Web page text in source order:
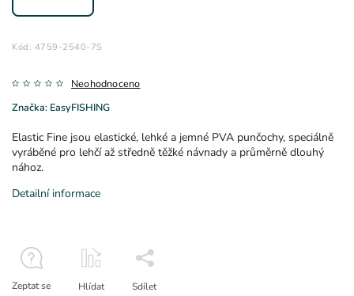
Kód: 4759-2540-7S
Neohodnoceno
Značka: EasyFISHING
Elastic Fine jsou elastické, lehké a jemné PVA punčochy, speciálně
vyráběné pro lehčí až středně těžké návnady a průměrně dlouhý
nához.
Detailní informace
Zeptat se Hlídat Sdílet